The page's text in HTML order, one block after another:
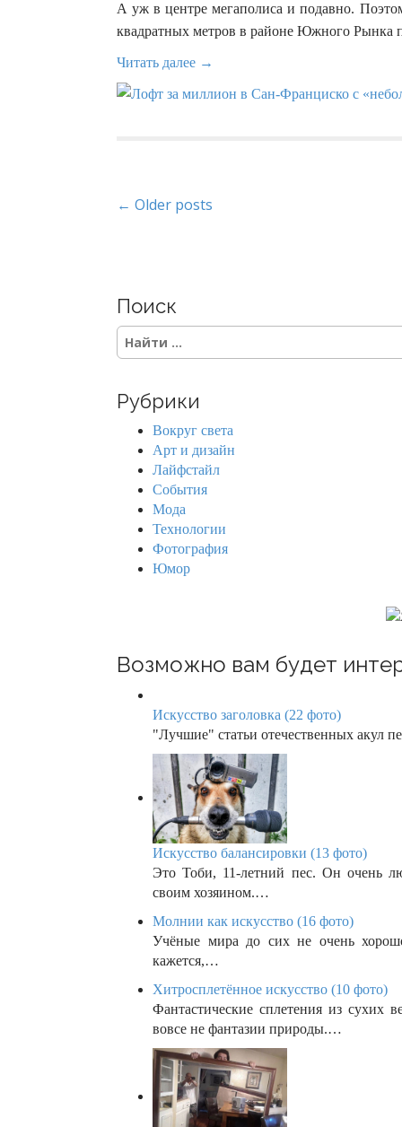
А уж в центре мегаполиса и подавно.
квадратных метров в районе Южного Рынка
Читать далее →
P
t
s
n
a
o
← Older posts
Поиск
S
e
c
Рубрики
Вокруг света
Арт и дизайн
Лайфстайл
События
Мода
Технологии
Фотография
Юмор
Возможно вам будет
Искусство заголовка (22 фото)
"Лучшие" статьи отечественных акул
Искусство балансировки (13 фото)
Это Тоби, 11-летний пес. Он очень
своим хозяином.…
Молнии как искусство (16 фото)
Учёные мира до сих не очень
кажется,…
Хитросплетённое искусство (10 фото)
Фантастические сплетения из сухих
вовсе не фантазии природы.…